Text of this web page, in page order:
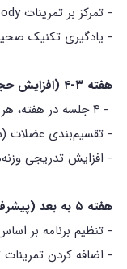
- تمرکز بر تمرینات FullBody با وزنه‌های سبک
- یادگیری تکنیک
هفته ۳-۴ (افزایش حجم تمرین):
- ۴ جلسه در هفته، هر جلسه ۶۰ دقیقه
- تقسیم‌بندی عضلات
- افزایش تدریجی
هفته ۵ به بعد (پیشرفت مستمر):
- تنظیم برنامه بر
- اضافه کردن